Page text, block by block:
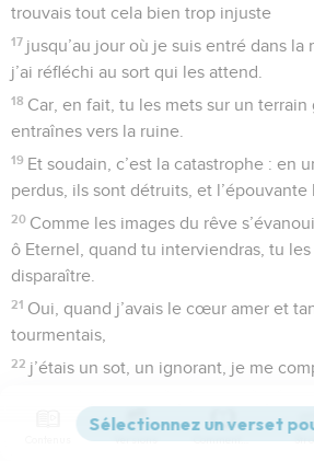
trouvais tout cela bien trop injuste
17 jusqu’au jour où je suis entré dans la
j’ai réfléchi au sort qui les attend.
18 Car, en fait, tu les mets sur un terrain
entraînes vers la ruine.
19 Et soudain, c’est la catastrophe : en
perdus, ils sont détruits, et l’épouvante
20 Comme les images du rêve
ô Eternel, quand tu interviendras, tu
disparaître.
21 Oui, quand j’avais le cœur amer et
tourmentais,
22 j’étais un sot, un ignorant, je me
Mais je suis toujours avec toi, et tu
Versions Commentaires